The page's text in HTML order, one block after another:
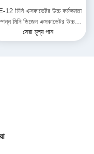
12 মিনি এক্সকাভেটর উচ্চ কর্মক্ষমতা
মিনি ডিজেল এক্সকাভেটর উচ্চতা
2285 মিমি পৌরসভা কাজের জন্য
সেরা মূল্য পান